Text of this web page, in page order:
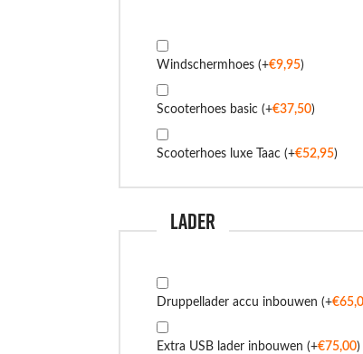
Windschermhoes (+€9,95)
Scooterhoes basic (+€37,50)
Scooterhoes luxe Taac (+€52,95)
Lader
Druppellader accu inbouwen (+€
Extra USB lader inbouwen (+€75,00)